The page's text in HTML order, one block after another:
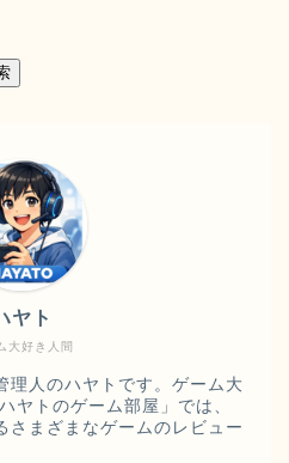
大好き人間
ヤト
理人のハヤトです。ゲーム大
ヤトのゲーム部屋」では、
さまざまなゲームのレビュー